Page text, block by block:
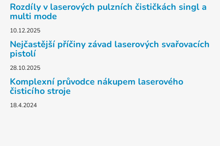
Rozdíly v laserových pulzních čističkách singl a
multi mode
10.12.2025
Nejčastější příčiny závad laserových svařovacích
pistolí
28.10.2025
Komplexní průvodce nákupem laserového
čisticího stroje
18.4.2024